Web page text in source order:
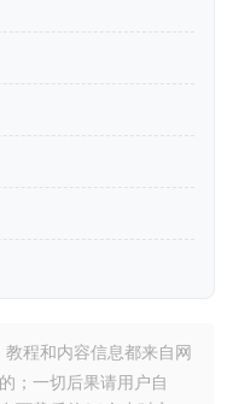
程和内容信息都来自网
；一切后果请用户自